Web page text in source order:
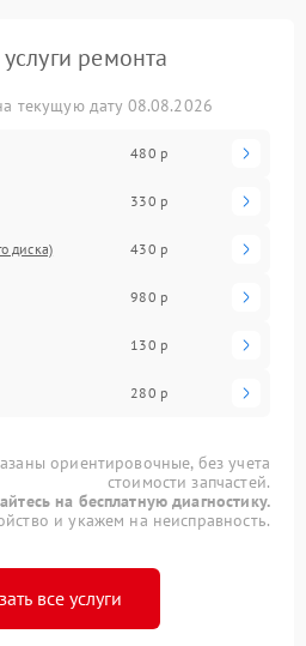
ремонта
текущую дату 08.08.2026
480 р
330 р
диска) 430 р
980 р
130 р
280 р
ориентировочные, без учета
стоимости запчастей.
на бесплатную диагностику.
и укажем на неисправность.
все услуги